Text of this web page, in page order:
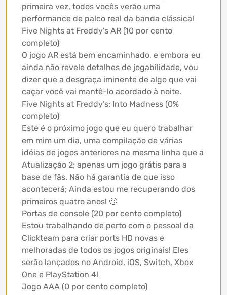
primeira vez, todos vocês verão uma
performance de palco real da banda clássica!
Five Nights at Freddy’s AR (10 por cento
completo)
O jogo AR está bem encaminhado, e embora eu
ainda não revele detalhes de jogabilidade, vou
dizer que a desgraça iminente de algo que vai
caçar você vai mantê-lo acordado à noite.
Five Nights at Freddy’s: Into Madness (0%
completo)
Este é o próximo jogo que eu quero trabalhar
em mim um dia, uma compilação de várias
idéias de jogos anteriores na mesma linha que a
Atualização 2; apenas um jogo grátis para a
base de fãs. Não há garantia de que isso
acontecerá; Ainda estou me recuperando dos
primeiros quatro anos! 🙂
Portas de console (20 por cento completo)
Estou trabalhando de perto com o pessoal da
Clickteam para criar ports HD novas e
melhoradas de todos os jogos originais! Eles
serão lançados no Android, iOS, Switch, Xbox
One e PlayStation 4!
Jogo AAA (0 por cento completo)